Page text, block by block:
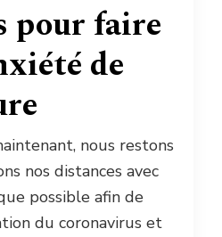
pour faire
de
nous restons
nos distances avec
possible afin de
du coronavirus et